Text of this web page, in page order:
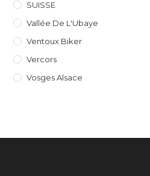
SUISSE
Vallée De L'Ubaye
Ventoux Biker
Vercors
Vosges Alsace